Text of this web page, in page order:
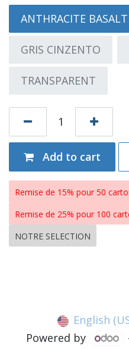
ANTHRACITE
GRIS CINZENTO
TRANSPARENT
Add to cart
Remise de 15% pour 50
Remise de 25% pour 100
NOTRE SELECTION
English
Powered by